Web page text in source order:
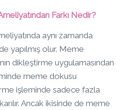
Farkı Nedir?
aynı zamanda
yapılmış olur. Meme
dikleştirme uygulamasından
meme dokusu
işleminde sadece fazla
Ancak ikisinde de meme